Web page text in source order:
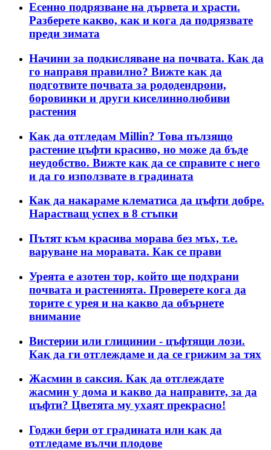
Есенно подрязване на дървета и храсти.
Разберете какво, как и кога да подрязвате
преди зимата
Начини за подкисляване на почвата. Как да
го направя правилно? Вижте как да
подготвите почвата за рододендрони,
боровинки и други киселиннолюбиви
растения
Как да отгледам Millin? Това пълзящо
растение цъфти красиво, но може да бъде
неудобство. Вижте как да се справите с него
и да го използвате в градината
Как да накараме клематиса да цъфти добре.
Нарастващ успех в 8 стъпки
Пътят към красива морава без мъх, т.е.
варуване на моравата. Как се прави
Уреята е азотен тор, който ще подхрани
почвата и растенията. Проверете кога да
торите с урея и на какво да обърнете
внимание
Вистерии или глицинии - цъфтящи лози.
Как да ги отглеждаме и да се грижим за тях
Жасмин в саксия. Как да отглеждате
жасмин у дома и какво да направите, за да
цъфти? Цветята му ухаят прекрасно!
Годжи бери от градината или как да
отгледаме вълчи плодове